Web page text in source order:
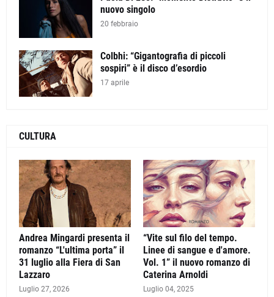
nuovo singolo
20 febbraio
Colbhi: “Gigantografia di piccoli
sospiri” è il disco d’esordio
17 aprile
CULTURA
Andrea Mingardi presenta il
romanzo “L'ultima porta” il
31 luglio alla Fiera di San
Lazzaro
Luglio 27, 2026
“Vite sul filo del tempo.
Linee di sangue e d'amore.
Vol. 1” il nuovo romanzo di
Caterina Arnoldi
Luglio 04, 2025